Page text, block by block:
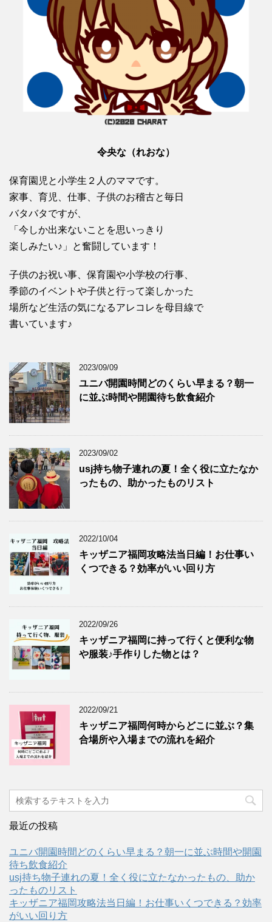
令央な（れおな）
保育園児と小学生２人のママです。
家事、育児、仕事、子供のお稽古と毎日
バタバタですが、
「今しか出来ないことを思いっきり
楽しみたい♪」と奮闘しています！
子供のお祝い事、保育園や小学校の行事、
季節のイベントや子供と行って楽しかった
場所など生活の気になるアレコレを母目線で
書いています♪
2023/09/09
ユニバ開園時間どのくらい早まる？朝一
に並ぶ時間や開園待ち飲食紹介
2023/09/02
usj持ち物子連れの夏！全く役に立たなか
ったもの、助かったものリスト
2022/10/04
キッザニア福岡攻略法当日編！お仕事い
くつできる？効率がいい回り方
2022/09/26
キッザニア福岡に持って行くと便利な物
や服装♪手作りした物とは？
2022/09/21
キッザニア福岡何時からどこに並ぶ？集
合場所や入場までの流れを紹介
最近の投稿
ユニバ開園時間どのくらい早まる？朝一に並ぶ時間や開園
待ち飲食紹介
usj持ち物子連れの夏！全く役に立たなかったもの、助か
ったものリスト
キッザニア福岡攻略法当日編！お仕事いくつできる？効率
がいい回り方